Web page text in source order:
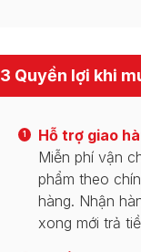
3 Quyền lợi khi
1 Hỗ trợ giao
Miễn phí vận
phẩm theo
hàng. Nhận
xong mới trả